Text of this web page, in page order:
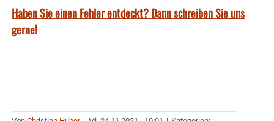
Haben Sie einen Fehler entdeckt? Dann schreiben Sie uns
gerne!